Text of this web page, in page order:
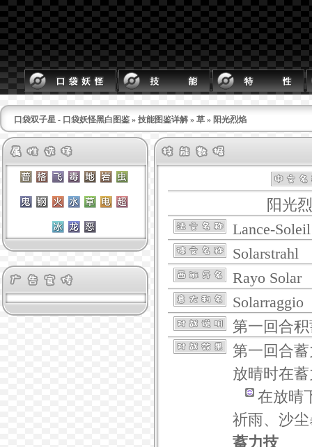
口袋双子星 - 口袋妖怪黑白图鉴 » 技能图鉴详解 » 草 » 阳光烈焰
阳光
Lance-Soleil
Solarstrahl
Rayo Solar
Solarraggio
第一回合
第一回合
放晴时在
在放晴
祈雨、 沙
蓄力技